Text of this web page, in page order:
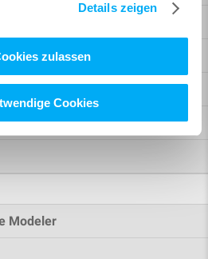
Details zeigen
zulassen
Cookies
Modeler